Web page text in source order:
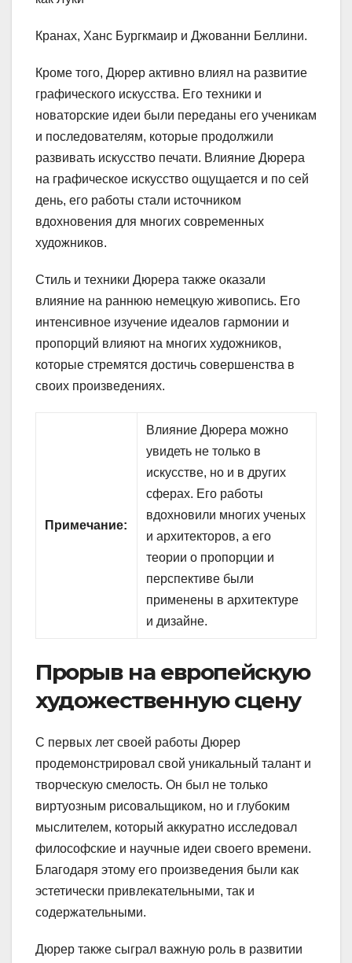
Кранах, Ханс Бургкмаир и Джованни Беллини.
Кроме того, Дюрер активно влиял на развитие
графического искусства. Его техники и
новаторские идеи были переданы его ученикам
и последователям, которые продолжили
развивать искусство печати. Влияние Дюрера
на графическое искусство ощущается и по сей
день, его работы стали источником
вдохновения для многих современных
художников.
Стиль и техники Дюрера также оказали
влияние на раннюю немецкую живопись. Его
интенсивное изучение идеалов гармонии и
пропорций влияют на многих художников,
которые стремятся достичь совершенства в
своих произведениях.
Примечание:
Влияние Дюрера можно
увидеть не только в
искусстве, но и в других
сферах. Его работы
вдохновили многих ученых
и архитекторов, а его
теории о пропорции и
перспективе были
применены в архитектуре
и дизайне.
Прорыв на европейскую
художественную сцену
С первых лет своей работы Дюрер
продемонстрировал свой уникальный талант и
творческую смелость. Он был не только
виртуозным рисовальщиком, но и глубоким
мыслителем, который аккуратно исследовал
философские и научные идеи своего времени.
Благодаря этому его произведения были как
эстетически привлекательными, так и
содержательными.
Дюрер также сыграл важную роль в развитии